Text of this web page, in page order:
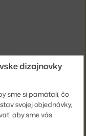
dizajnovky
sme si pamätali, čo
svojej objednávky,
aby sme vás